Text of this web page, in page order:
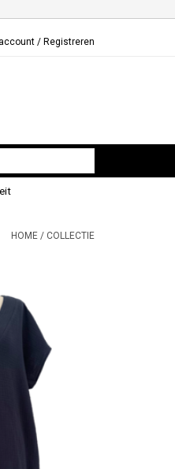
/ Registreren
HOME / COLLECTIE